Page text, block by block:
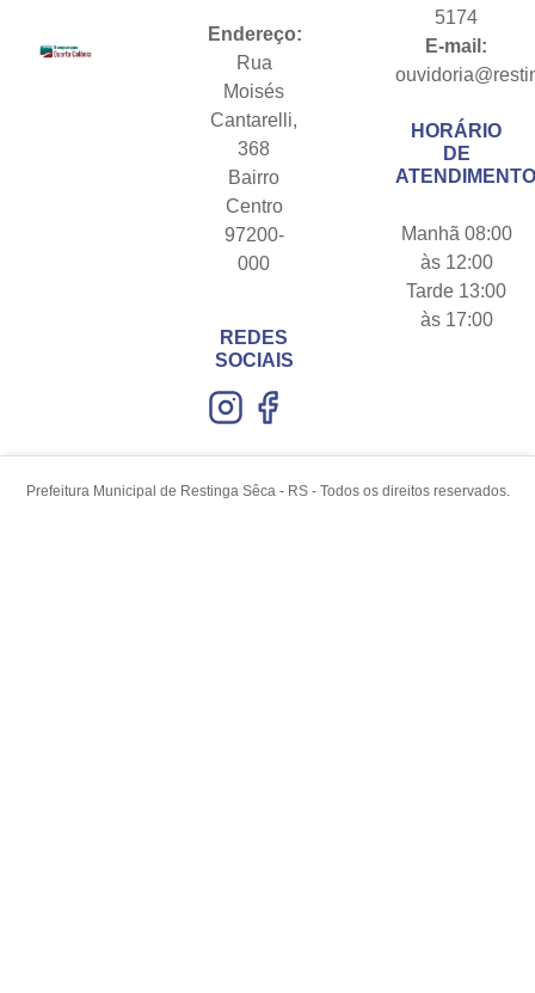
Endereço:
Rua
Moisés
Cantarelli,
368
Bairro
Centro
97200-
000
REDES
SOCIAIS
5174
E-mail:
HORÁRIO
DE
Manhã 08:00
às 12:00
Tarde 13:00
às 17:00
Prefeitura Municipal de Restinga Sêca - RS - Todos os direitos reservados.